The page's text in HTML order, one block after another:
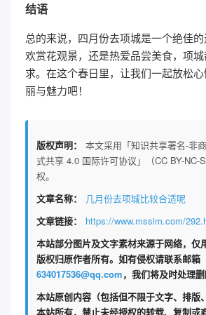
结语
总的来说，四月份去项城是一个绝佳
欢赏花观景，还是热爱品尝美食，项
求。在这个春日里，让我们一起放松
丽与魅力吧！
版权声明：
本文采用「知识共享署名-非
式共享 4.0 国际许可协议」（CC BY-NC-
权。
文章名称：
几月份去项城比较合适呢
文章链接：
https://www.mssim.com/
本站部分图片及文字素材来源于网络，仅
版权归原作者所有。如有侵权请联系邮箱
634017536@qq.com，我们将及时处理删
本站原创内容（包括但不限于文字、排版
本站所有，禁止未经授权的转载、复制或